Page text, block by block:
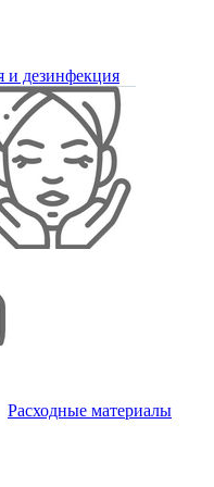
и дезинфекция
Расходные материалы